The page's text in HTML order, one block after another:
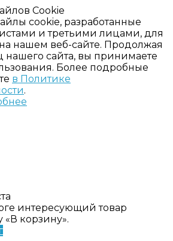
Cookie
cookie, разработанные
и третьими лицами, для
нашем веб-сайте. Продолжая
нашего сайта, вы принимаете
Более подробные
в Политике
.
интересующий товар
корзину».